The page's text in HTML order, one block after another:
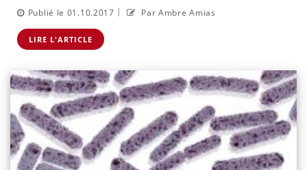
Publié le 01.10.2017 | Par Ambre Amias
LIRE L'ARTICLE